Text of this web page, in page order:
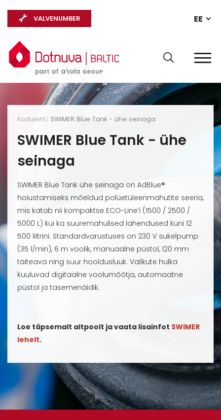
EE
VALVENUMBER
Koduleht SWIMER Blue Tank - ühe seinaga
SWIMER Blue Tank - ühe
seinaga
SWIMER Blue Tank ühe seinaga on AdBlue®
hoiustamiseks mõeldud polüetüleenmahutite seeria,
mis katab nii kompaktse ECO-Line’i (1500 / 2500 /
5000 L) kui ka suuremahulised lahendused kuni 12
500 liitrini. Standardvarustuses on 230 V sukelpump
(35 l/min), 6 m voolik, manuaalne püstol, 120 mm
täiteava ning suur hooldusluuk. Valikute hulka
kuuluvad digitaalne voolumõõtja, automaatne
püstol ja tasemenäidik.
Loe täpsemalt altpoolt ja vaata lisainfot SWIMER
lehelt.